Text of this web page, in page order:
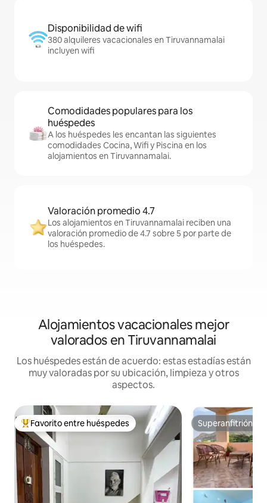
Disponibilidad de wifi
380 alquileres vacacionales en Tiruvannamalai
incluyen wifi
Comodidades populares para los
huéspedes
A los huéspedes les encantan las siguientes
comodidades Cocina, Wifi y Piscina en los
alojamientos en Tiruvannamalai.
Valoración promedio 4.7
Los alojamientos en Tiruvannamalai reciben una
valoración promedio de 4.7 sobre 5 por parte de
los huéspedes.
Alojamientos vacacionales mejor
valorados en Tiruvannamalai
Los huéspedes están de acuerdo: estas estadías están
muy valoradas por su ubicación, limpieza y otros
aspectos.
Favorito entre huéspedes preferido
Favorito entre huéspedes Superanfitrión
Superanfitrión